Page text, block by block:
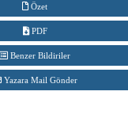
Özet
PDF
Benzer Bildiriler
Yazara Mail Gönder